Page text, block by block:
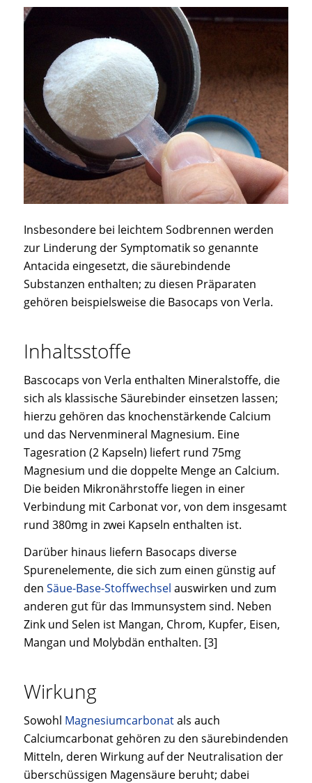
Insbesondere bei leichtem Sodbrennen werden
zur Linderung der Symptomatik so genannte
Antacida eingesetzt, die säurebindende
Substanzen enthalten; zu diesen Präparaten
gehören beispielsweise die Basocaps von Verla.
Inhaltsstoffe
Bascocaps von Verla enthalten Mineralstoffe, die
sich als klassische Säurebinder einsetzen lassen;
hierzu gehören das knochenstärkende Calcium
und das Nervenmineral Magnesium. Eine
Tagesration (2 Kapseln) liefert rund 75mg
Magnesium und die doppelte Menge an Calcium.
Die beiden Mikronährstoffe liegen in einer
Verbindung mit Carbonat vor, von dem insgesamt
rund 380mg in zwei Kapseln enthalten ist.
Darüber hinaus liefern Basocaps diverse
Spurenelemente, die sich zum einen günstig auf
den Säue-Base-Stoffwechsel auswirken und zum
anderen gut für das Immunsystem sind. Neben
Zink und Selen ist Mangan, Chrom, Kupfer, Eisen,
Mangan und Molybdän enthalten. [3]
Wirkung
Sowohl Magnesiumcarbonatals auch
Calciumcarbonat gehören zu den säurebindenden
Mitteln, deren Wirkung auf der Neutralisation der
überschüssigen Magensäure beruht; dabei